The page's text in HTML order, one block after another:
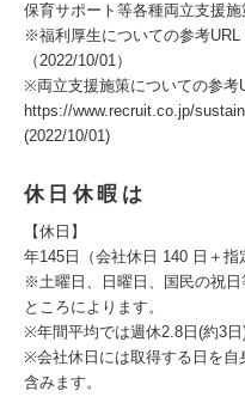
保育サポート等各種両立支援施
※福利厚生についての参考
（2022/10/01）
※両立支援施策についての参考
https://www.recruit.co.jp/
(2022/10/01)
休日休暇は
【休日】
年145日（会社休日 140 日＋指
※土曜日、日曜日、国民の祝
ところによります。
※年間平均では週休2.8日(約3日)
※会社休日には取得する日を自
含みます。